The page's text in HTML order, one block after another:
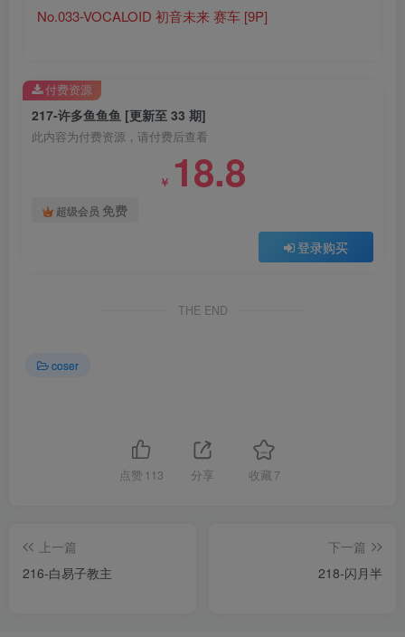
No.033-VOCALOID 初音未来 赛车 [9P]
217-许多鱼鱼鱼 [更新至 33 期]
此内容为付费资源，请付费后查看
￥ 18.8
超级会员 免费
登录购买
付费资源
THE END
coser
点赞 113 分享 收藏 7
上一篇
216-白易子教主
下一篇
218-闪月半